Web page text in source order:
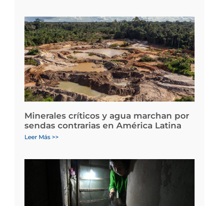
Minerales críticos y agua marchan por
sendas contrarias en América Latina
Leer Más >>